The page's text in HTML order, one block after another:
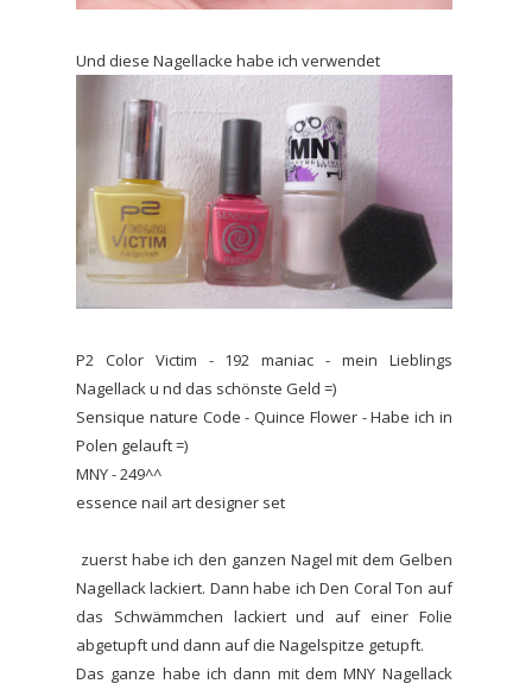
Und diese Nagellacke habe ich verwendet
P2 Color Victim - 192 maniac - mein Lieblings
Nagellack u nd das schönste Geld =)
Sensique nature Code - Quince Flower - Habe ich in
Polen gelauft =)
MNY - 249^^
essence nail art designer set
zuerst habe ich den ganzen Nagel mit dem Gelben
Nagellack lackiert. Dann habe ich Den Coral Ton auf
das Schwämmchen lackiert und auf einer Folie
abgetupft und dann auf die Nagelspitze getupft.
Das ganze habe ich dann mit dem MNY Nagellack